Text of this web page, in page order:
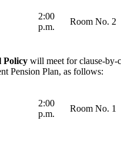
2:00
p.m.
Room No. 2
Policy will meet for clause-by-
Pension Plan, as follows:
2:00
p.m.
Room No. 1